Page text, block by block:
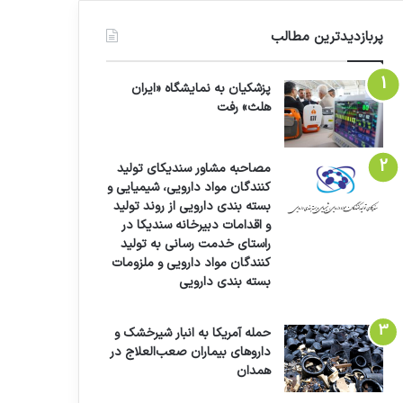
پربازدیدترین مطالب
پزشکیان به نمایشگاه «ایران
هلث» رفت
مصاحبه مشاور سندیکای تولید
کنندگان مواد دارویی، شیمیایی و
بسته بندی دارویی از روند تولید
و اقدامات دبیرخانه سندیکا در
راستای خدمت رسانی به تولید
کنندگان مواد دارویی و ملزومات
بسته بندی دارویی
حمله آمریکا به انبار شیرخشک و
داروهای بیماران صعب‌العلاج در
همدان